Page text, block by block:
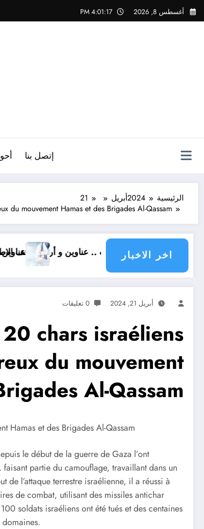
التجاوز
إلى
أغسطس 8, 2026 4:01:18 PM
إتصل بنا
الرئيسية 2024أبريل
21
du mouvement Hamas et des Brigades Al-Qassam
اخر الاخبار
تيارت .. عناوين و أرقام هاتف الاطباء الاخصائيين
عناوين و ارقام هاتف
أبريل 21, 2024 0 تعليقات
chars israéliens
du mouvement
Al-Qassam
Hamas et des Brigades Al-Qassam
le début de la guerre de Gaza l’ont
partie du camouflage, travaillant dans un
l’attaque terrestre israélienne, il a réussi à
de combat, utilisant des missiles antichar
soldats israéliens ont été tués et des centaines